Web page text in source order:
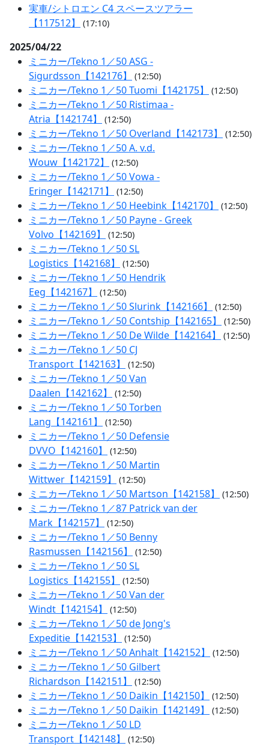
実車/シトロエン C4 スペースツアラー
【117512】
(17:10)
2025/04/22
ミニカー/Tekno 1／50 ASG -
Sigurdsson【142176】
(12:50)
ミニカー/Tekno 1／50 Tuomi【142175】 (12:50)
ミニカー/Tekno 1／50 Ristimaa -
Atria【142174】
(12:50)
ミニカー/Tekno 1／50 Overland【142173】 (12:50)
ミニカー/Tekno 1／50 A. v.d.
Wouw【142172】
(12:50)
ミニカー/Tekno 1／50 Vowa -
Eringer【142171】
(12:50)
ミニカー/Tekno 1／50 Heebink【142170】 (12:50)
ミニカー/Tekno 1／50 Payne - Greek
Volvo【142169】
(12:50)
ミニカー/Tekno 1／50 SL
Logistics【142168】
(12:50)
ミニカー/Tekno 1／50 Hendrik
Eeg【142167】
(12:50)
ミニカー/Tekno 1／50 Slurink【142166】 (12:50)
ミニカー/Tekno 1／50 Contship【142165】 (12:50)
ミニカー/Tekno 1／50 De Wilde【142164】 (12:50)
ミニカー/Tekno 1／50 CJ
Transport【142163】
(12:50)
ミニカー/Tekno 1／50 Van
Daalen【142162】
(12:50)
ミニカー/Tekno 1／50 Torben
Lang【142161】
(12:50)
ミニカー/Tekno 1／50 Defensie
DVVO【142160】
(12:50)
ミニカー/Tekno 1／50 Martin
Wittwer【142159】
(12:50)
ミニカー/Tekno 1／50 Martson【142158】 (12:50)
ミニカー/Tekno 1／87 Patrick van der
Mark【142157】
(12:50)
ミニカー/Tekno 1／50 Benny
Rasmussen【142156】
(12:50)
ミニカー/Tekno 1／50 SL
Logistics【142155】
(12:50)
ミニカー/Tekno 1／50 Van der
Windt【142154】
(12:50)
ミニカー/Tekno 1／50 de Jong's
Expeditie【142153】
(12:50)
ミニカー/Tekno 1／50 Anhalt【142152】 (12:50)
ミニカー/Tekno 1／50 Gilbert
Richardson【142151】
(12:50)
ミニカー/Tekno 1／50 Daikin【142150】 (12:50)
ミニカー/Tekno 1／50 Daikin【142149】 (12:50)
ミニカー/Tekno 1／50 LD
Transport【142148】
(12:50)